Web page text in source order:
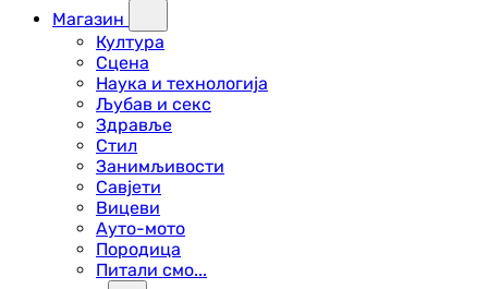
Магазин
Култура
Сцена
Наука и технологија
Љубав и секс
Здравље
Стил
Занимљивости
Савјети
Вицеви
Ауто-мото
Породица
Питали смо...